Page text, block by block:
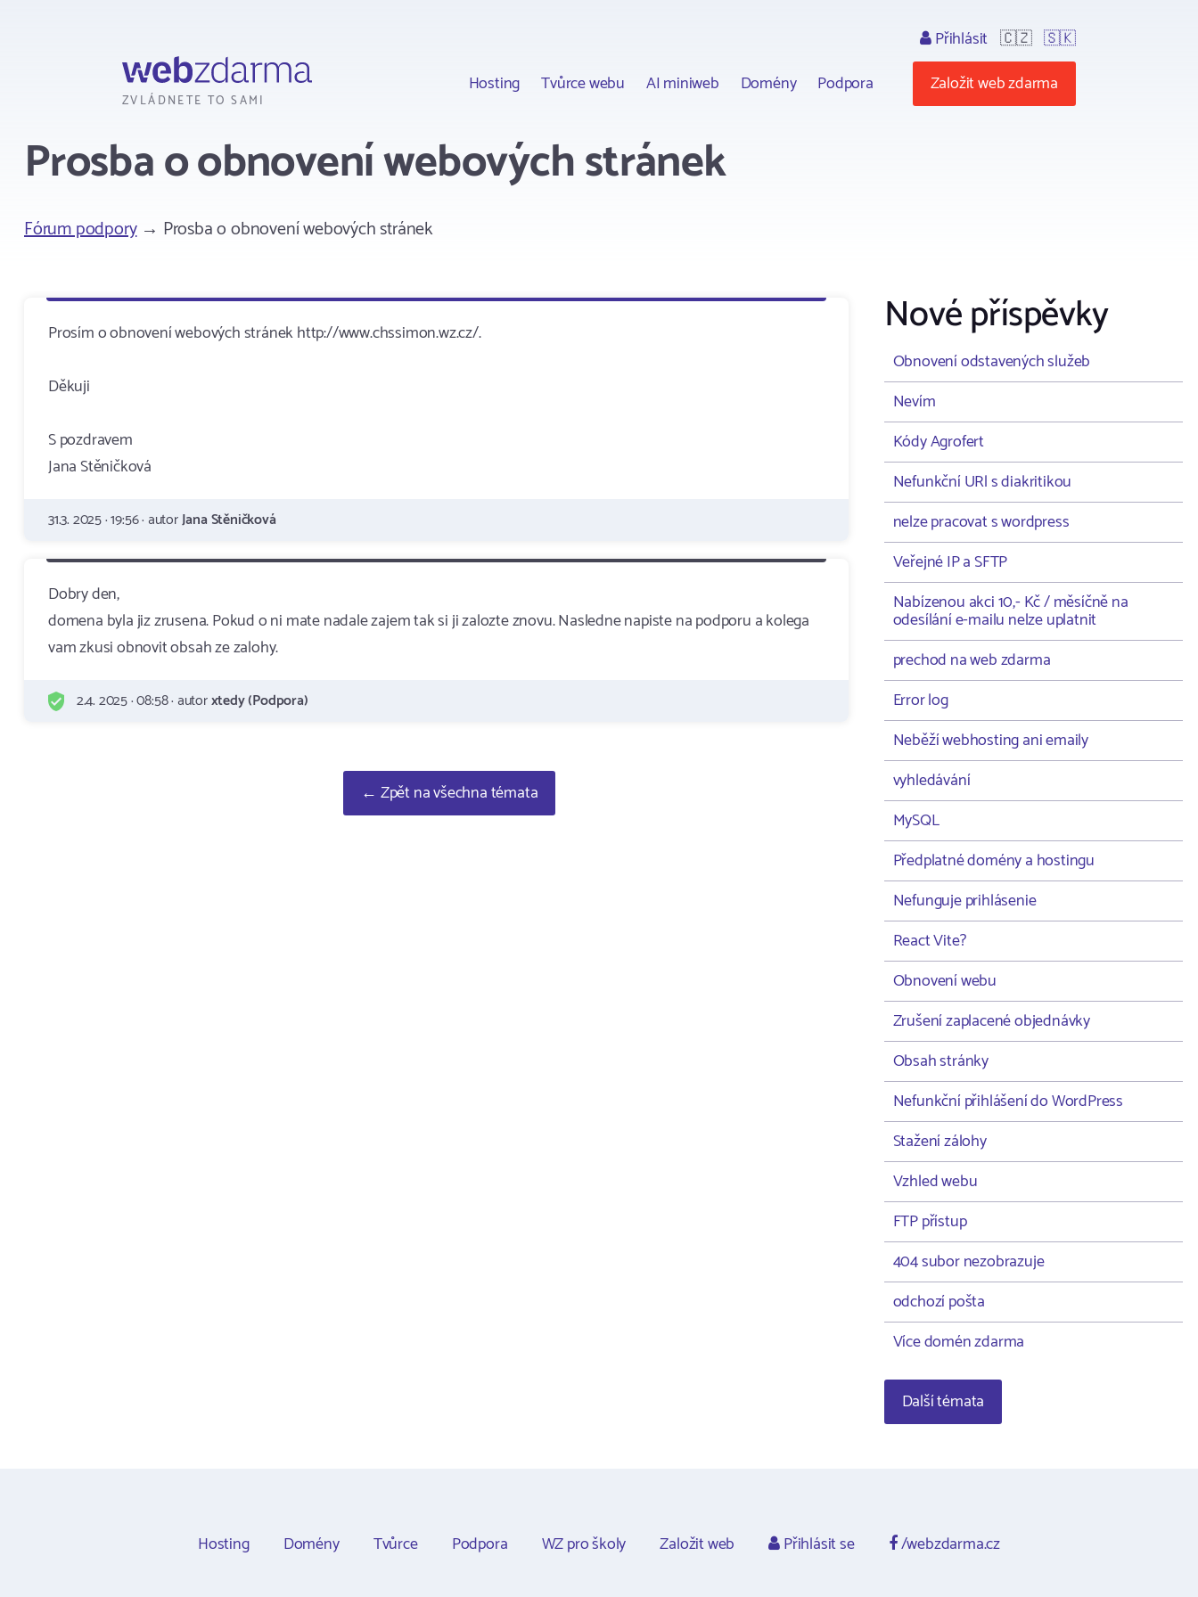
ZVLÁDNETE TO SAMI
Hosting Tvůrce webu AI miniweb Domény Podpora
Přihlásit 🇨🇿 🇸🇰
Založit web zdarma
Prosba o obnovení webových stránek
Fórum podpory→ Prosba o obnovení webových stránek
Prosím o obnovení webových stránek http://www.chssimon.wz.cz/.
Děkuji
S pozdravem
Jana Stěničková
31.3. 2025 · 19:56 · autorJana Stěničková
Dobry den,
domena byla jiz zrusena. Pokud o ni mate nadale zajem tak si ji zalozte znovu. Nasledne napiste na podporu a kolega
vam zkusi obnovit obsah ze zalohy.
2.4. 2025 · 08:58 · autorxtedy (Podpora)
← Zpět na všechna témata
Nové příspěvky
Obnovení odstavených služeb
Nevím
Kódy Agrofert
Nefunkční URl s diakritikou
nelze pracovat s wordpress
Veřejné IP a SFTP
Nabízenou akci 10,- Kč / měsíčně na
odesílání e-mailu nelze uplatnit
prechod na web zdarma
Error log
Neběží webhosting ani emaily
vyhledávání
MySQL
Předplatné domény a hostingu
Nefunguje prihlásenie
React Vite?
Obnovení webu
Zrušení zaplacené objednávky
Obsah stránky
Nefunkční přihlášení do WordPress
Stažení zálohy
Vzhled webu
FTP přístup
404 subor nezobrazuje
odchozí pošta
Více domén zdarma
Další témata
Hosting Domény Tvůrce Podpora WZ pro školy Založit web Přihlásit se /webzdarma.cz